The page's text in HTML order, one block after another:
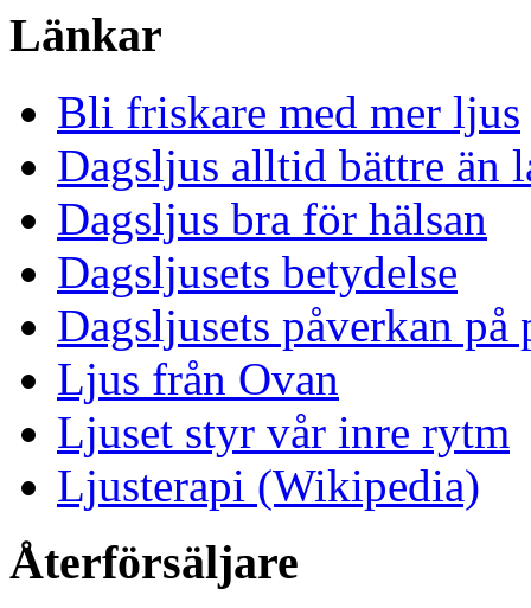
Länkar
Bli friskare med mer ljus
Dagsljus alltid bättre än
Dagsljus bra för hälsan
Dagsljusets betydelse
Dagsljusets påverkan på
Ljus från Ovan
Ljuset styr vår inre rytm
Ljusterapi (Wikipedia)
Återförsäljare